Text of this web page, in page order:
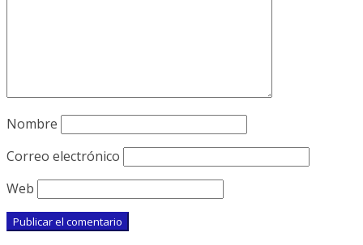
Nombre
Correo electrónico
Web